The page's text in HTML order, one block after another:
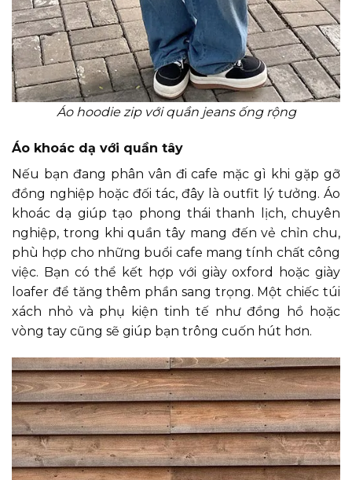
Áo hoodie zip với quần jeans ống rộng
Áo khoác dạ với quần tây
Nếu bạn đang phân vân đi cafe mặc gì khi gặp gỡ
đồng nghiệp hoặc đối tác, đây là outfit lý tưởng. Áo
khoác dạ giúp tạo phong thái thanh lịch, chuyên
nghiệp, trong khi quần tây mang đến vẻ chỉn chu,
phù hợp cho những buổi cafe mang tính chất công
việc. Bạn có thể kết hợp với giày oxford hoặc giày
loafer để tăng thêm phần sang trọng. Một chiếc túi
xách nhỏ và phụ kiện tinh tế như đồng hồ hoặc
vòng tay cũng sẽ giúp bạn trông cuốn hút hơn.